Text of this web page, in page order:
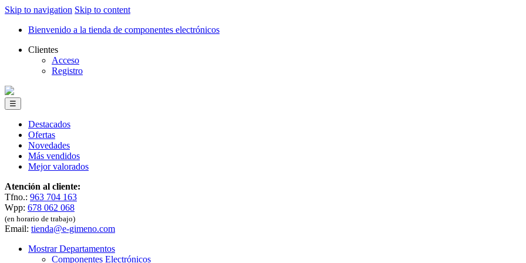
Skip to navigation Skip to content
Bienvenido a la tienda de componentes electrónicos
Clientes
Acceso
Registro
☰
Destacados
Ofertas
Novedades
Más vendidos
Mejor valorados
Atención al cliente:
Tfno.: 963 704 163
Wpp: 678 062 068
(en horario de trabajo)
Email: tienda@e-gimeno.com
Mostrar Departamentos
Componentes Electrónicos